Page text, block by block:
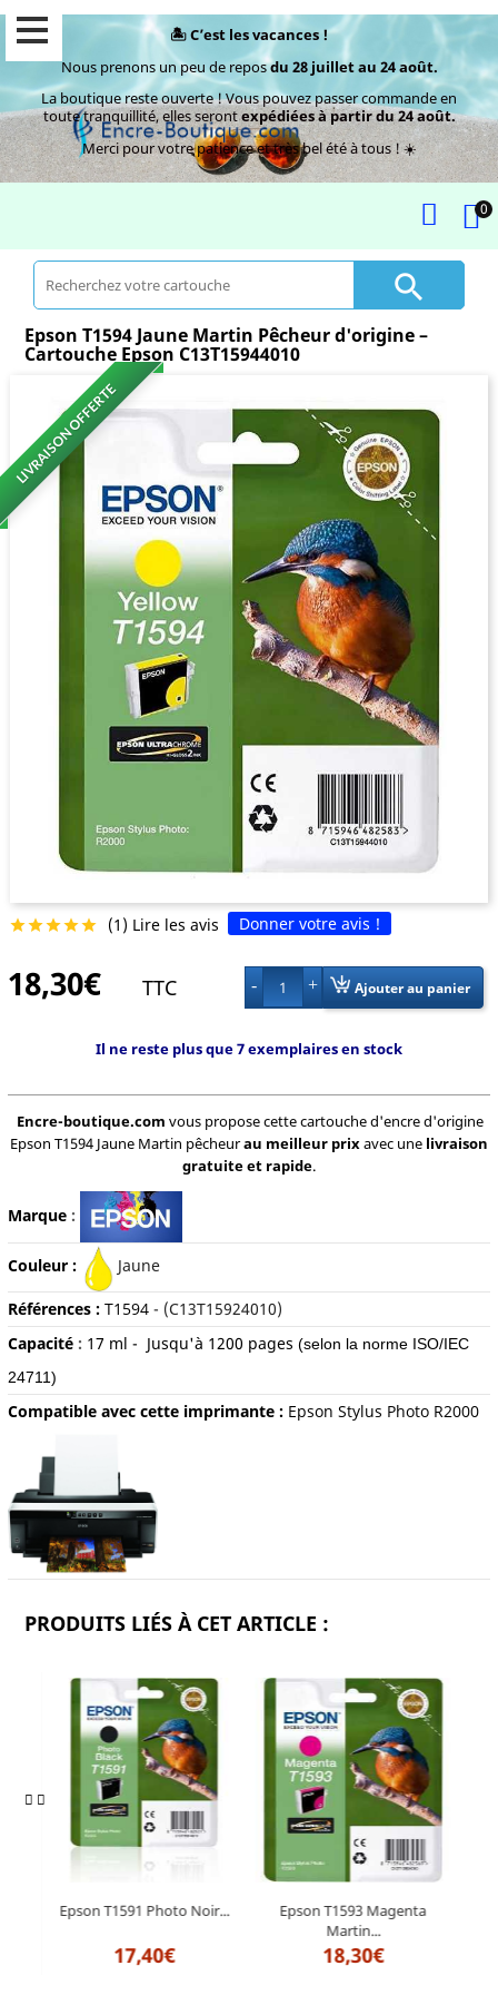
🏝️ C’est les vacances !
Nous prenons un peu de reposdu 28 juillet au 24 août.
La boutique reste ouverte ! Vous pouvez passer commande en
toute tranquillité, elles serontexpédiées à partir du 24 août.
Merci pour votre patience et très bel été à tous ! ☀️
0

Epson T1594 Jaune Martin Pêcheur d'origine –
Cartouche Epson C13T15944010
LIVRAISON OFFERTE
 (1) Lire les avis Donner votre avis !
18,30€ TTC 1 Ajouter au panier
Il ne reste plus que 7 exemplaires en stock
Encre-boutique.com vous propose cette cartouche d'encre d'origine
Epson T1594 Jaune Martin pêcheurau meilleur prixavec une livraison
gratuite et rapide.
Marque:
Couleur : Jaune
Références : T1594 - (C13T15924010)
Capacité: 17 ml - Jusqu'à 1200 pages (selon la norme ISO/IEC
24711)
Compatible avec cette imprimante : Epson Stylus Photo R2000
PRODUITS LIÉS À CET ARTICLE :
Epson T1591 Photo Noir...
17,40€
Epson T1593 Magenta
Martin...
18,30€